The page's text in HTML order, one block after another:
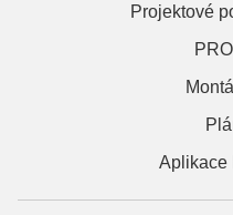
Projektové
Aplikace